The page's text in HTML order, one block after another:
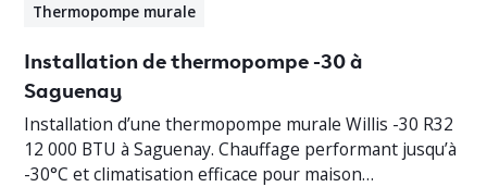
Thermopompe murale
Installation de thermopompe -30 à
Saguenay
Installation d’une thermopompe murale Willis -30 R32
12 000 BTU à Saguenay. Chauffage performant jusqu’à
-30°C et climatisation efficace pour maison